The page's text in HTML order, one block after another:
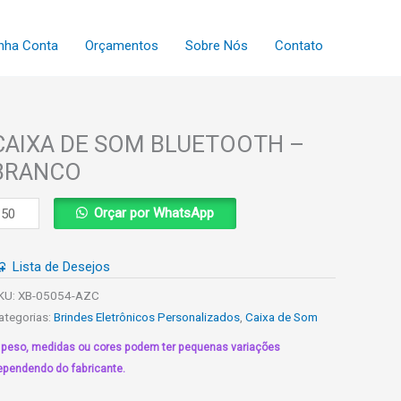
Conta Orçamentos Sobre Nós Contato
DE SOM BLUETOOTH –
Orçar por WhatsApp
Lista de Desejos
XB-05054-AZC
Brindes Eletrônicos Personalizados ,Caixa de Som
peso, medidas ou cores podem ter pequenas variações
do fabricante.